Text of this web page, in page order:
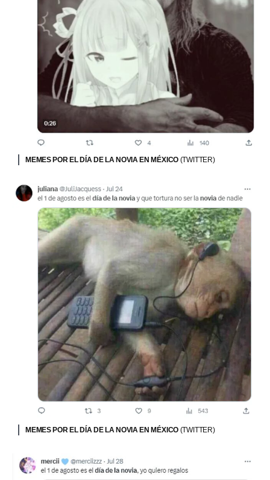
MEMES POR EL DÍA DE LA NOVIA EN MÉXICO (TWITTER)
MEMES POR EL DÍA DE LA NOVIA EN MÉXICO (TWITTER)